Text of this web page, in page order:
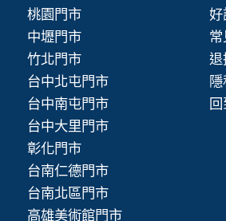
桃園門市
中壢門市
竹北門市
台中北屯門市
台中南屯門市
台中大里門市
彰化門市
台南仁德門市
台南北區門市
高雄美術館門市
好
常
退